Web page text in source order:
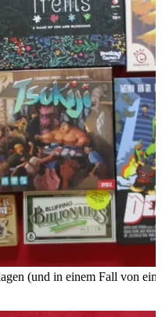
(und in einem Fall von